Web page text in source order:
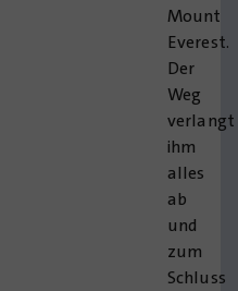
Mount
Everest.
Der
Weg
verlangt
ihm
alles
ab
und
zum
Schluss